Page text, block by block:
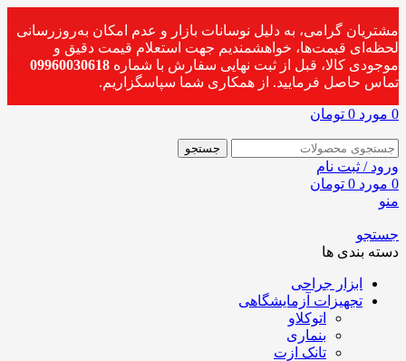
مشتریان گرامی، به دلیل نوسانات بازار و عدم امکان به‌روزرسانی
لحظه‌ای قیمت‌ها، خواهشمندیم جهت استعلام قیمت دقیق و
موجودی کالا، قبل از ثبت نهایی سفارش با شماره 09960030618
تماس حاصل فرمایید. از همکاری شما سپاسگزاریم.
0 مورد 0 تومان
جستجو
ورود / ثبت نام
0 مورد 0 تومان
منو
جستجو
دسته بندی ها
ابزار جراحی
تجهیزات آزمایشگاهی
اتوکلاو
بنماری
تانک ازت